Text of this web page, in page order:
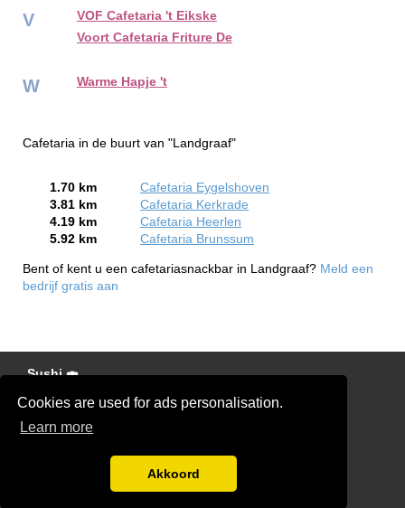
Cookies are used for ads personalisation.
Learn more
Akkoord
V
VOF Cafetaria 't Eikske
Voort Cafetaria Friture De
W Warme Hapje 't
Cafetaria in de buurt van "Landgraaf"
1.70 km
Cafetaria Eygelshoven
3.81 km
Cafetaria Kerkrade
4.19 km
Cafetaria Heerlen
5.92 km
Cafetaria Brunssum
Bent of kent u een cafetariasnackbar in Landgraaf? Meld een
bedrijf gratis aan
Sushi 🍣
Pizza 🍕
partners